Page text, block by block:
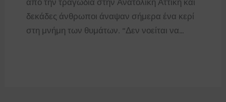
δεκάδες άνθρωποι άναψαν σήμερα ένα κερί
στη μνήμη των θυμάτων. “Δεν νοείται να…